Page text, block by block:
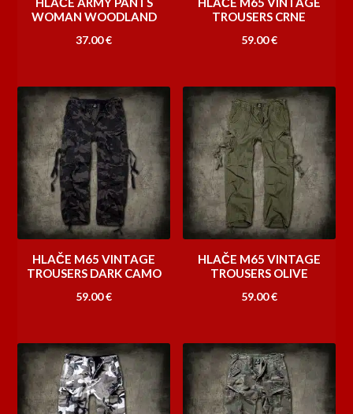
WOMAN WOODLAND
37.00€
TROUSERS CRNE
59.00€
HLAČE M65 VINTAGE
TROUSERS DARK CAMO
59.00€
HLAČE M65 VINTAGE
TROUSERS OLIVE
59.00€